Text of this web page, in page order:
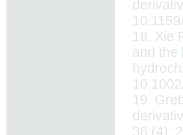
18. Xie
and the
19.
36 (4):